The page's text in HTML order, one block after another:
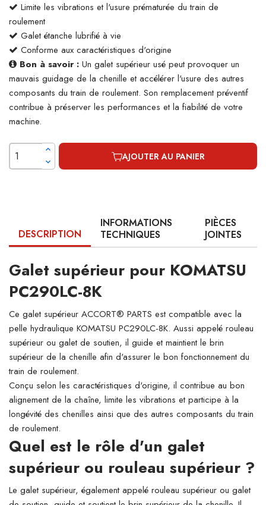
Limite les vibrations et l'usure prématurée du train de
roulement
Galet étanche lubrifié à vie
Conforme aux caractéristiques d'origine
Bon à savoir : Un galet supérieur usé peut provoquer un
mauvais guidage de la chenille et accélérer l'usure des autres
composants du train de roulement. Son remplacement préventif
contribue à préserver les performances et la fiabilité de votre
machine.
AJOUTER AU PANIER
DESCRIPTION
INFORMATIONS
TECHNIQUES
PIÈCES
JOINTES
Galet supérieur pour KOMATSU
PC290LC-8K
Ce galet supérieur ACCORT® PARTS est compatible avec la
pelle hydraulique KOMATSU PC290LC-8K. Aussi appelé rouleau
supérieur ou galet de soutien, il guide et maintient le brin
supérieur de la chenille afin d'assurer le bon fonctionnement du
train de roulement.
Conçu selon les caractéristiques d'origine, il contribue au bon
alignement de la chaîne, limite les vibrations et participe à la
longévité des chenilles ainsi que des autres composants du train
de roulement.
Quel est le rôle d'un galet
supérieur ou rouleau supérieur ?
Le galet supérieur, également appelé rouleau supérieur ou galet